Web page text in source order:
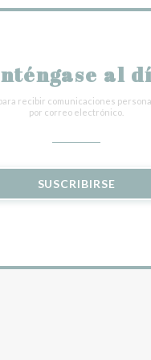
al
recibir comunicaciones
por correo electrónico.
SUSCRIBIRSE